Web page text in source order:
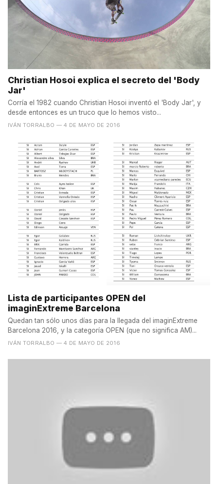
Christian Hosoi explica el secreto del 'Body
Jar'
Corría el 1982 cuando Christian Hosoi inventó el 'Body Jar', y
desde entonces es un truco que lo hemos visto...
IVÁN TORRALBO — 4 DE MAYO DE 2016
Lista de participantes OPEN del
imaginExtreme Barcelona
Quedan tan sólo unos días para la llegada del imaginExtreme
Barcelona 2016, y la categoría OPEN (que no significa AM)...
IVÁN TORRALBO — 4 DE MAYO DE 2016